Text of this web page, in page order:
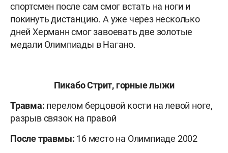
спортсмен после сам смог встать на ноги и
покинуть дистанцию. А уже через несколько
дней Херманн смог завоевать две золотые
медали Олимпиады в Нагано.
Пикабо Стрит, горные лыжи
Травма: перелом берцовой кости на левой ноге,
разрыв связок на правой
После травмы: 16 место на Олимпиаде 2002